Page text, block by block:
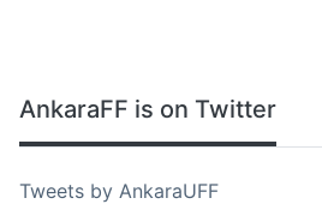
AnkaraFF is on Twitter
Tweets by AnkaraUFF